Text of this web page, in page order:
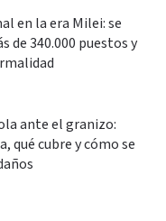
en la era Milei: se
de 340.000 puestos y
ante el granizo:
qué cubre y cómo se